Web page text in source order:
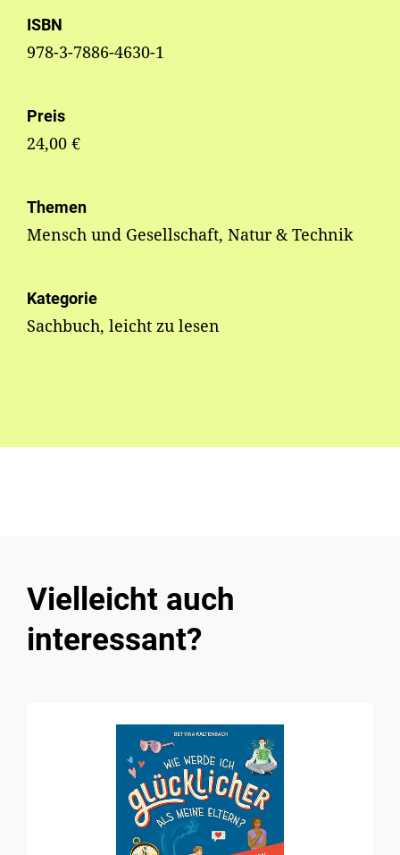
ISBN
978-3-7886-4630-1
Preis
24,00 €
Themen
Mensch und Gesellschaft, Natur & Technik
Kategorie
Sachbuch, leicht zu lesen
Vielleicht auch
interessant?